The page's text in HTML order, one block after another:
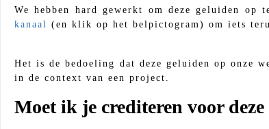
We hebben hard gewerkt om deze geluiden
kanaal (en klik op het belpictogram) om iets
Het is de bedoeling dat deze geluiden op onze
in de context van een project.
Moet ik je crediteren voor deze